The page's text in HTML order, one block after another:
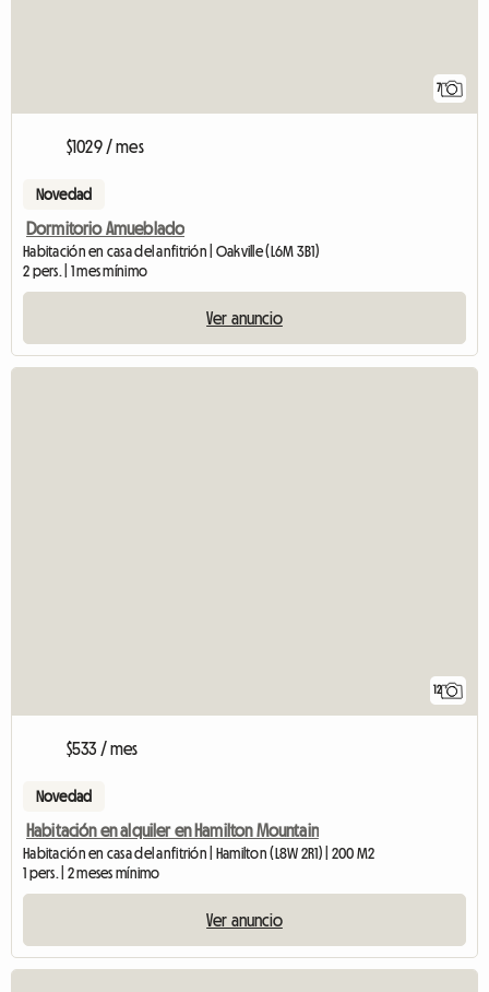
7
$1029 / mes
Novedad
Dormitorio Amueblado
Habitación en casa del anfitrión | Oakville (L6M 3B1)
2 pers. | 1 mes mínimo
Ver anuncio
12
$533 / mes
Novedad
Habitación en alquiler en Hamilton Mountain
Habitación en casa del anfitrión | Hamilton (L8W 2R1) | 200 M2
1 pers. | 2 meses mínimo
Ver anuncio